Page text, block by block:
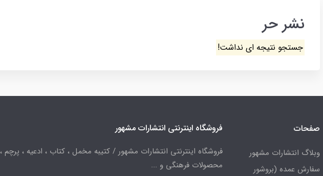
نشر حر
جستجو نتیجه ای نداشت!
صفحات
وبلاگ انتشارات مشهور
سفارش عمده (بروشور
فروشگاه اینترنتی انتشارات مشهور
فروشگاه اینترنتی انتشارات مشهور / کتیبه مخمل ، کتاب ، ادعیه ، پرچم ،
محصولات فرهنگی و ...